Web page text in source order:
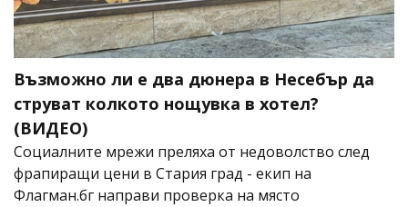
Възможно ли е два дюнера в Несебър да
струват колкото нощувка в хотел?
(ВИДЕО)
Социалните мрежи преляха от недоволство след
фрапиращи цени в Стария град - екип на
Флагман.бг направи проверка на място